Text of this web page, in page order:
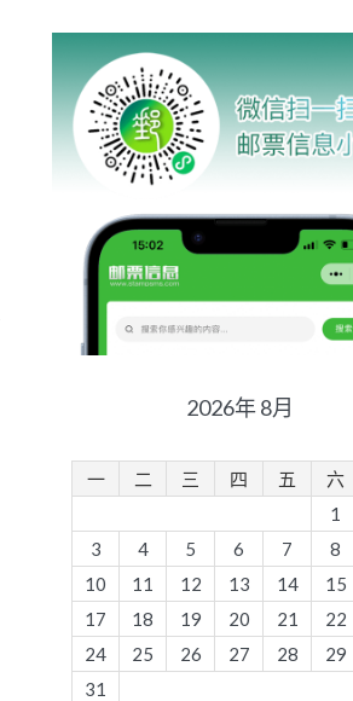
2026年 8月
一 二 三 四 五 六
1
3
4 5 6 7 8
10
11 12 13 14 15
17
18 19 20 21 22
24
25 26 27 28 29
31